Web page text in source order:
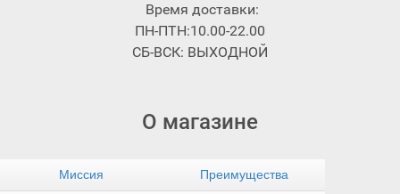
Время доставки:
ПН-ПТН:10.00-22.00
СБ-ВСК: ВЫХОДНОЙ
О магазине
Миссия Преимущества